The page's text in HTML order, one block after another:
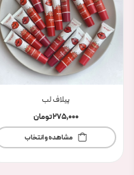
پیلاف لب
275,000تومان
مشاهده و انتخاب